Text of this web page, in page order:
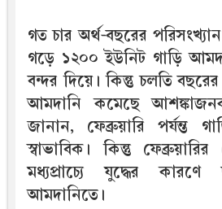
গত চার অর্থ-বছরের
গড়ে ১২০০ ইউনিট গাড়ি
বন্দর দিয়ে। কিন্তু চলতি
আমদানি কমেছে
জানান, ফেব্রুয়ারি পর্যন্ত
স্বাভাবিক। কিন্তু
মধ্যপ্রাচ্যে যুদ্ধের
আমদানিতে।